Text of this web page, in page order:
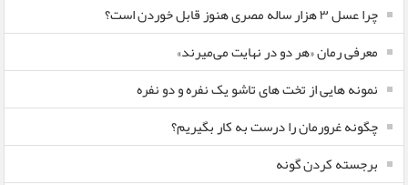
چرا عسل ۳ هزار ساله‌ مصری هنوز قابل خوردن است؟
معرفی رمان «هر دو در نهایت می‌میرند»
نمونه هایی از تخت های تاشو یک نفره و دو نفره
چگونه غرورمان را درست به کار بگیریم؟
برجسته کردن گونه